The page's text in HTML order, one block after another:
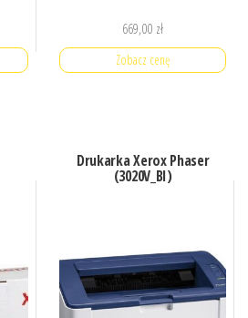
669,00 zł
Zobacz cenę
Drukarka Xerox Phaser
(3020V_BI)